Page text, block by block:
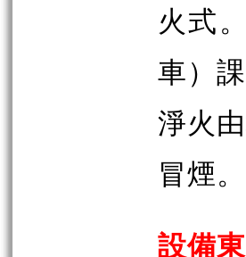
火式
車）
淨火
冒煙。
設備